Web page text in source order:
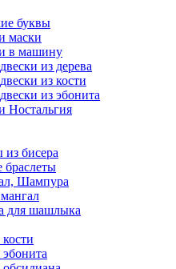
буквы
маски
в машину
из дерева
из кости
из эбонита
Ностальгия
из бисера
Шампура
для шашлыка